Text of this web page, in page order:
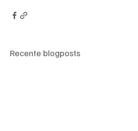
Recente blogposts